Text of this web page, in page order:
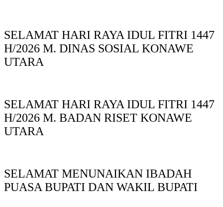
SELAMAT HARI RAYA IDUL FITRI 1447
H/2026 M. DINAS SOSIAL KONAWE
UTARA
SELAMAT HARI RAYA IDUL FITRI 1447
H/2026 M. BADAN RISET KONAWE
UTARA
SELAMAT MENUNAIKAN IBADAH
PUASA BUPATI DAN WAKIL BUPATI